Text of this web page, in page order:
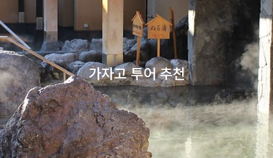
가자고 투어 추천